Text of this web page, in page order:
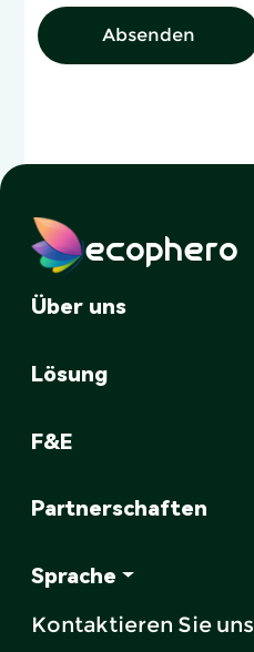
Absenden
ecophero
Über uns
Lösung
F&E
Partnerschaften
Sprache
Kontaktieren Sie uns